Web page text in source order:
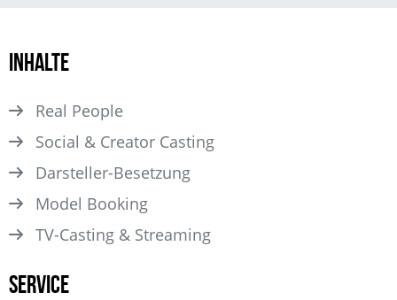
Inhalte
Real People
Social & Creator Casting
Darsteller­-Besetzung
Model Booking
TV-Casting & Streaming
Service